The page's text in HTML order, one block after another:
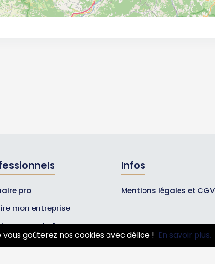
pro
mon entreprise
Pros
Infos
Mentions légales et CGV
goûterez nos cookies avec délice ! En savoir plus.